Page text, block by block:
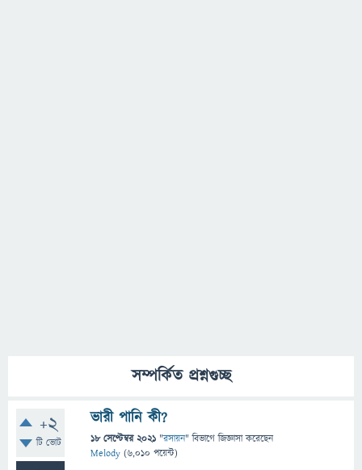
সম্পর্কিত প্রশ্নগুচ্ছ
+2
টি ভোট
ভারী পানি কী?
18 সেপ্টেম্বর 2021 "রসায়ন" বিভাগে জিজ্ঞাসাকরেছেন
Melody (6,010 পয়েন্ট)